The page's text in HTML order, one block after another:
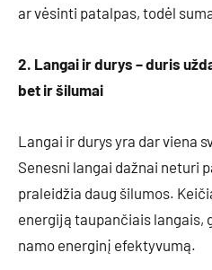
ar vėsinti patalpas, todėl
2. Langai ir durys – duris
bet ir šilumai
Langai ir durys yra dar viena
Senesni langai dažnai neturi
praleidžia daug šilumos.
energiją taupančiais langais,
namo energinį efektyvumą.